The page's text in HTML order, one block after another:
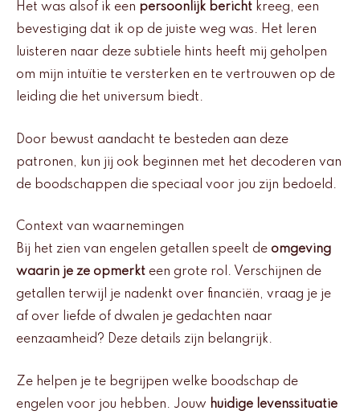
Het was alsof ik een persoonlijk bericht kreeg, een
bevestiging dat ik op de juiste weg was. Het leren
luisteren naar deze subtiele hints heeft mij geholpen
om mijn intuïtie te versterken en te vertrouwen op de
leiding die het universum biedt.
Door bewust aandacht te besteden aan deze
patronen, kun jij ook beginnen met het decoderen van
de boodschappen die speciaal voor jou zijn bedoeld.
Context van waarnemingen
Bij het zien van engelen getallen speelt de omgeving
waarin je ze opmerkt een grote rol. Verschijnen de
getallen terwijl je nadenkt over financiën, vraag je je
af over liefde of dwalen je gedachten naar
eenzaamheid? Deze details zijn belangrijk.
Ze helpen je te begrijpen welke boodschap de
engelen voor jou hebben. Jouw huidige levenssituatie